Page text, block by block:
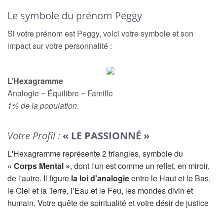
Le symbole du prénom Peggy
Si votre prénom est Peggy, voici votre symbole et son
impact sur votre personnalité :
L’Hexagramme
Analogie ~ Équilibre ~ Famille
1% de la population.
Votre Profil : « LE PASSIONNÉ »
L'Hexagramme représente 2 triangles, symbole du
« Corps Mental », dont l'un est comme un reflet, en miroir,
de l'autre. Il figure la loi d'analogieentre le Haut et le Bas,
le Ciel et la Terre, l’Eau et le Feu, les mondes divin et
humain. Votre quête de spiritualité et votre désir de justice